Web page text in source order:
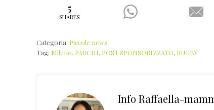
5
SHARES
Categoria: Piccole news
Tag: Milano, PARCHI, POST SPONSORIZZATO, RUGBY
Info Raffaella-